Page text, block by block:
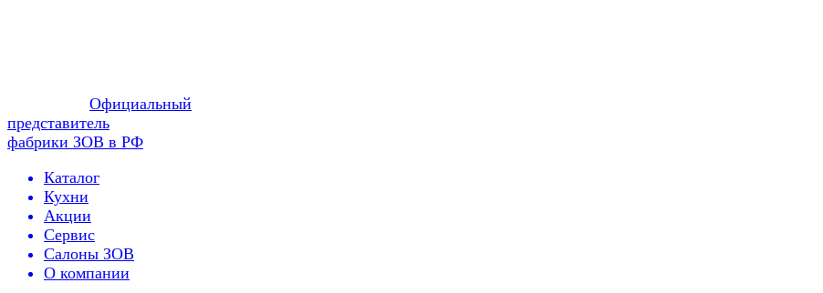
Официальный
представитель
фабрики ЗОВ в РФ
Каталог
Кухни
Акции
Сервис
Салоны ЗОВ
О компании